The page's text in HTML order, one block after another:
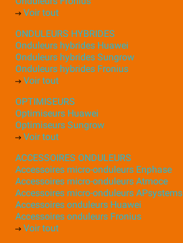
Voir tout
ONDULEURS HYBRIDES
Onduleurs hybrides Huawei
Onduleurs hybrides Sungrow
Onduleurs hybrides Fronius
Voir tout
OPTIMISEURS
Optimiseurs Huawei
Optimiseurs Sungrow
Voir tout
ACCESSOIRES ONDULEURS
Accessoires micro-onduleurs Enphase
Accessoires micro-onduleurs Atmoce
Accessoires micro-onduleurs APsystems
Accessoires onduleurs Huawei
Accessoires onduleurs Fronius
Voir tout